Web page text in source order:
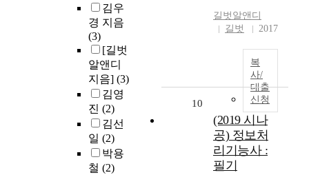
김우
경 지음
(3)
[길벗
알앤디
지음] (3)
김영
진 (2)
김선
일 (2)
박용
철 (2)
길벗알앤디
길벗
2017
복
사/
대출
신청
10
(2019 시나
공) 정보처
리기능사 :
필기